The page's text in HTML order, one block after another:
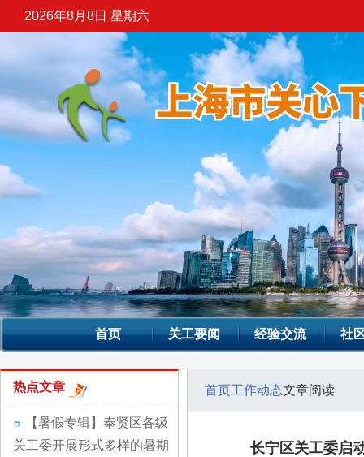
2026年8月8日 星期六
首页 关工要闻 经验交流 社
热点文章
【暑假专辑】奉贤区各级
关工委开展形式多样的暑期
首页工作动态文章阅读
长宁区关工委启